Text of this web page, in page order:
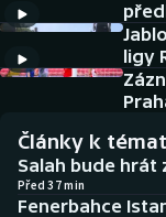
Americký fotbal
Baseball a
Biatlon
NEPŘEHLÉDNĚTE
Soutěže
Aplikace ČT
ligy
Články k
Salah bude hrát
Před 37 min
Fenerbahce